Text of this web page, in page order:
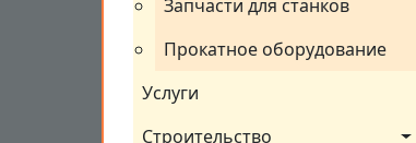
Запчасти для станков
Прокатное оборудование
Услуги
Строительство